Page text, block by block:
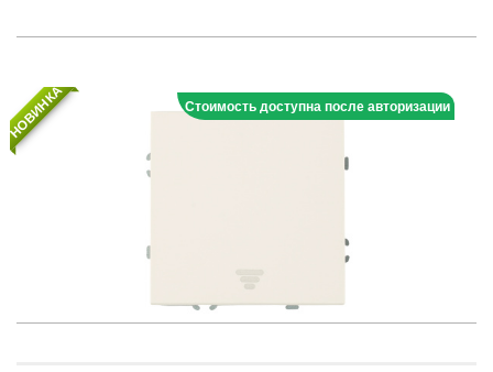
НОВИНКА Стоимость доступна после авторизации